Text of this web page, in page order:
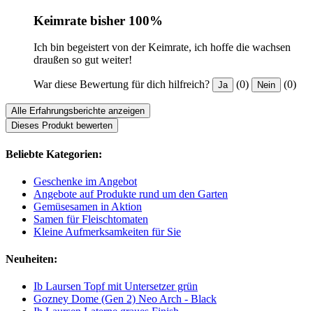
Keimrate bisher 100%
Ich bin begeistert von der Keimrate, ich hoffe die wachsen
draußen so gut weiter!
War diese Bewertung für dich hilfreich? Ja (0) Nein (0)
Alle Erfahrungsberichte anzeigen
Dieses Produkt bewerten
Beliebte Kategorien:
Geschenke im Angebot
Angebote auf Produkte rund um den Garten
Gemüsesamen in Aktion
Samen für Fleischtomaten
Kleine Aufmerksamkeiten für Sie
Neuheiten:
Ib Laursen Topf mit Untersetzer grün
Gozney Dome (Gen 2) Neo Arch - Black